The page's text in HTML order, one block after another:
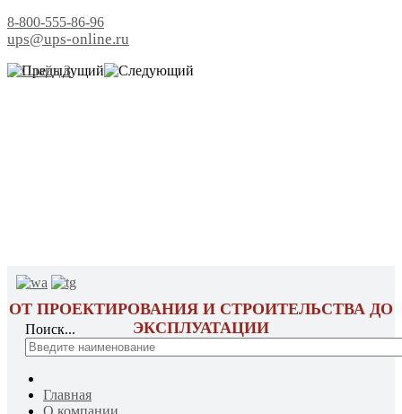
8-800-555-86-96
ups@ups-online.ru
ОТ ПРОЕКТИРОВАНИЯ И СТРОИТЕЛЬСТВА ДО
ЭКСПЛУАТАЦИИ
Поиск...
Главная
О компании